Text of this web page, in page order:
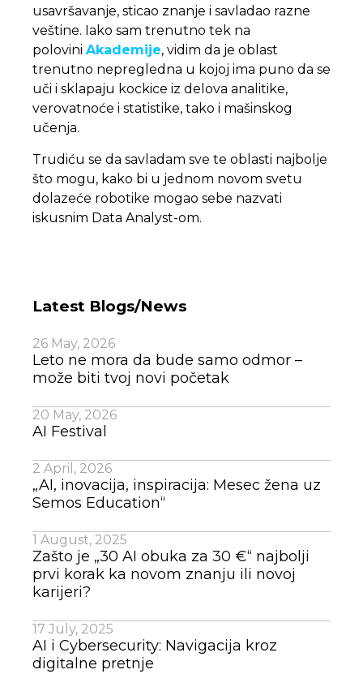
usavršavanje, sticao znanje i savladao razne
veštine. Iako sam trenutno tek na
polovini Akademije, vidim da je oblast
trenutno nepregledna u kojoj ima puno da se
uči i sklapaju kockice iz delova analitike,
verovatnoće i statistike, tako i mašinskog
učenja.
Trudiću se da savladam sve te oblasti najbolje
što mogu, kako bi u jednom novom svetu
dolazeće robotike mogao sebe nazvati
iskusnim Data Analyst-om.
Latest Blogs/News
26 May, 2026
Leto ne mora da bude samo odmor –
može biti tvoj novi početak
20 May, 2026
AI Festival
2 April, 2026
„AI, inovacija, inspiracija: Mesec žena uz
Semos Education“
1 August, 2025
Zašto je „30 AI obuka za 30 €“ najbolji
prvi korak ka novom znanju ili novoj
karijeri?
17 July, 2025
AI i Cybersecurity: Navigacija kroz
digitalne pretnje